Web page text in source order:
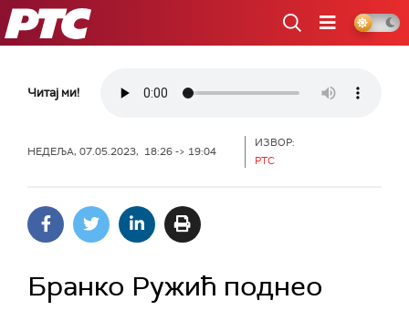
РТС
Читај ми!
НЕДЕЉА, 07.05.2023, 18:26 -> 19:04
ИЗВОР:
РТС
Бранко Ружић поднео